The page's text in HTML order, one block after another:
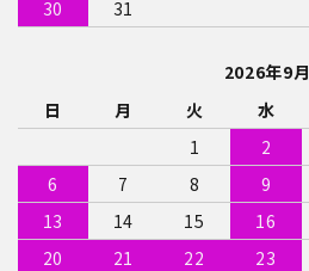
30
31
2026年9月
日
月 火 水
1
2
6
7 8 9
13
14 15 16
20
21 22 23